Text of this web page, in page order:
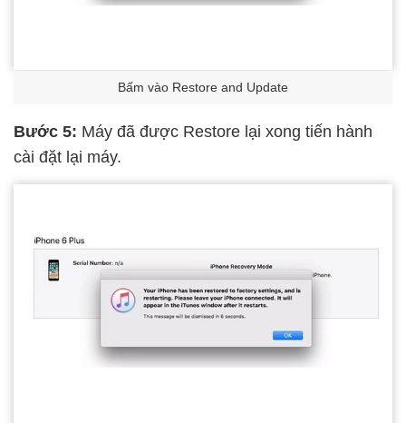
Bấm vào Restore and Update
Bước 5: Máy đã được Restore lại xong tiến hành
cài đặt lại máy.